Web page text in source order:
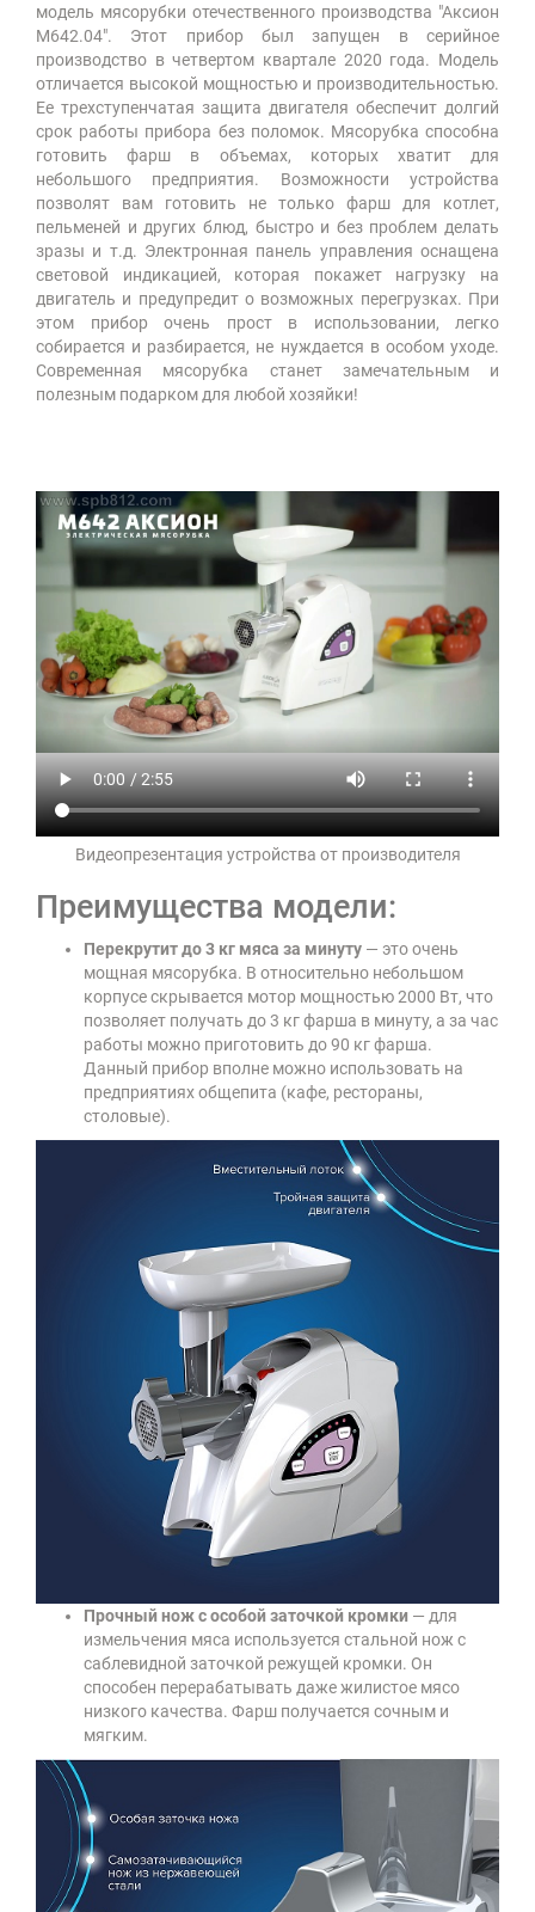
модель мясорубки отечественного производства "Аксион
М642.04". Этот прибор был запущен в серийное
производство в четвертом квартале 2020 года. Модель
отличается высокой мощностью и производительностью.
Ее трехступенчатая защита двигателя обеспечит долгий
срок работы прибора без поломок. Мясорубка способна
готовить фарш в объемах, которых хватит для
небольшого предприятия. Возможности устройства
позволят вам готовить не только фарш для котлет,
пельменей и других блюд, быстро и без проблем делать
зразы и т.д. Электронная панель управления оснащена
световой индикацией, которая покажет нагрузку на
двигатель и предупредит о возможных перегрузках. При
этом прибор очень прост в использовании, легко
собирается и разбирается, не нуждается в особом уходе.
Современная мясорубка станет замечательным и
полезным подарком для любой хозяйки!
Видеопрезентация устройства от производителя
Преимущества модели:
Перекрутит до 3 кг мяса за минуту — это очень
мощная мясорубка. В относительно небольшом
корпусе скрывается мотор мощностью 2000 Вт, что
позволяет получать до 3 кг фарша в минуту, а за час
работы можно приготовить до 90 кг фарша.
Данный прибор вполне можно использовать на
предприятиях общепита (кафе, рестораны,
столовые).
Прочный нож с особой заточкой кромки — для
измельчения мяса используется стальной нож с
саблевидной заточкой режущей кромки. Он
способен перерабатывать даже жилистое мясо
низкого качества. Фарш получается сочным и
мягким.